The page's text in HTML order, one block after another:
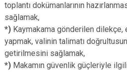
toplantı dokümanlarının
sağlamak,
*) Kaymakama gönderilen dilekçe,
yapmak, valinin talimatı
getirilmesini sağlamak,
*) Makamın güvenlik güçleriyle